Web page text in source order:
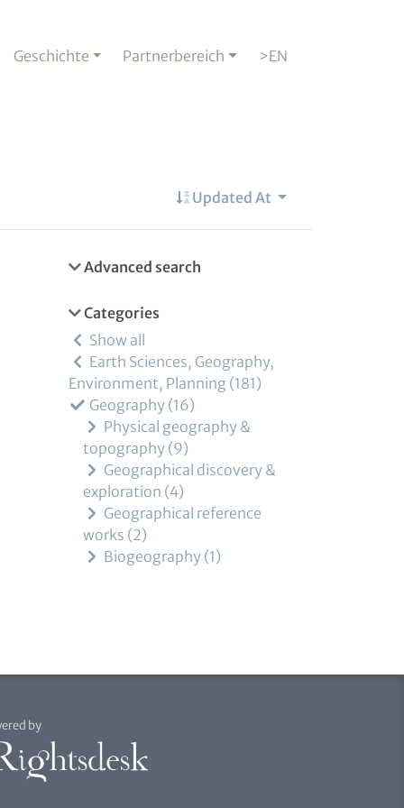
Geschichte Partnerbereich >EN
Updated At
Advanced search
Categories
Show all
Earth Sciences, Geography,
Environment, Planning 181
Geography 16
Physical geography &
topography 9
Geographical discovery &
exploration 4
Geographical reference
works 2
Biogeography 1
by